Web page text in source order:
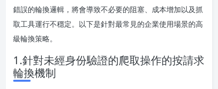
錯誤的輪換邏輯，將會導致不必要的阻塞、成本增加以及抓
取工具運行不穩定。以下是針對最常見的企業使用場景的高
級輪換策略。
1.針對未經身份驗證的爬取操作的按請求
輪換機制